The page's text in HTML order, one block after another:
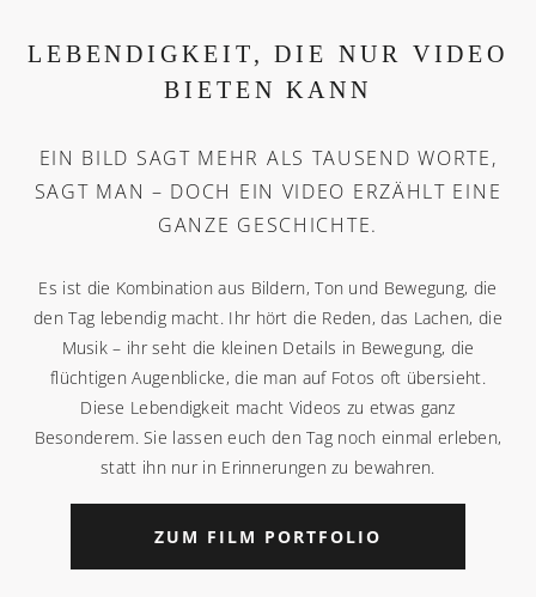
LEBENDIGKEIT, DIE NUR VIDEO
BIETEN KANN
EIN BILD SAGT MEHR ALS TAUSEND WORTE,
SAGT MAN – DOCH EIN VIDEO ERZÄHLT EINE
GANZE GESCHICHTE.
Es ist die Kombination aus Bildern, Ton und Bewegung, die
den Tag lebendig macht. Ihr hört die Reden, das Lachen, die
Musik – ihr seht die kleinen Details in Bewegung, die
flüchtigen Augenblicke, die man auf Fotos oft übersieht.
Diese Lebendigkeit macht Videos zu etwas ganz
Besonderem. Sie lassen euch den Tag noch einmal erleben,
statt ihn nur in Erinnerungen zu bewahren.
ZUM FILM PORTFOLIO